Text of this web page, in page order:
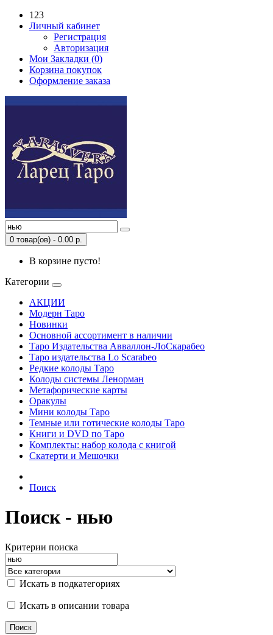
123
Личный кабинет
Регистрация
Авторизация
Мои Закладки (0)
Корзина покупок
Оформление заказа
0 товар(ов) - 0.00 р.
В корзине пусто!
Категории
АКЦИИ
Модерн Таро
Новинки
Основной ассортимент в наличии
Таро Издательства Авваллон-ЛоСкарабео
Таро издательства Lo Scarabeo
Редкие колоды Таро
Колоды системы Ленорман
Метафорические карты
Оракулы
Мини колоды Таро
Темные или готические колоды Таро
Книги и DVD по Таро
Комплекты: набор колода с книгой
Скатерти и Мешочки
Поиск
Поиск - нью
Критерии поиска
Искать в подкатегориях
Искать в описании товара